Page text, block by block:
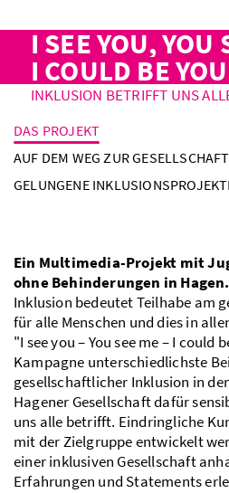
I SEE YOU, YOU
I COULD BE YOU
INKLUSION BETRIFFT UNS
DAS PROJEKT
AUF DEM WEG ZUR
GELUNGENE
Ein Multimedia-Projekt mit
ohne Behinderungen in Hagen.
Inklusion bedeutet Teilhabe am
für alle Menschen und dies in
"I see you – You see me – I could
Kampagne unterschiedlichste
gesellschaftlicher Inklusion in
Hagener Gesellschaft dafür
uns alle betrifft. Eindringliche
mit der Zielgruppe entwickelt
einer inklusiven Gesellschaft
Erfahrungen und Statements